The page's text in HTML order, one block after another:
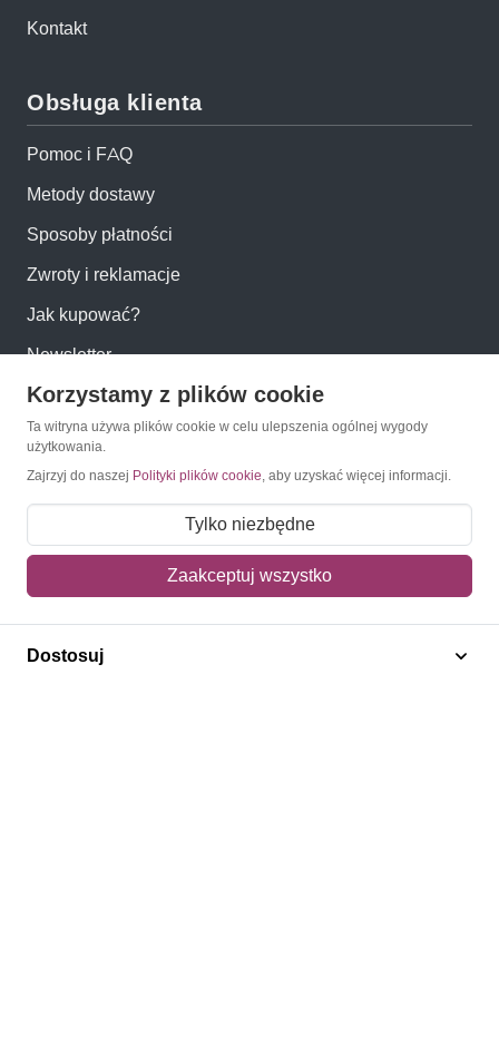
Kontakt
Obsługa klienta
Pomoc i FAQ
Metody dostawy
Sposoby płatności
Zwroty i reklamacje
Jak kupować?
Newsletter
Konto
Moje konto
Mój koszyk
Adres dostawy
Korzystamy z plików cookie
Ta witryna używa plików cookie w celu ulepszenia ogólnej wygody
użytkowania.
Zajrzyj do naszej Polityki plików cookie, aby uzyskać więcej informacji.
Tylko niezbędne
Zaakceptuj wszystko
Dostosuj